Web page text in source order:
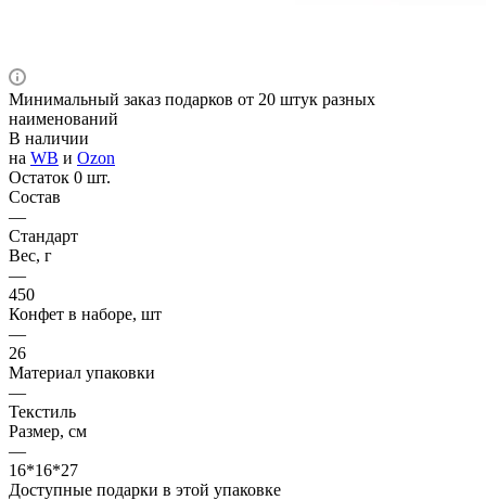
Минимальный заказ подарков от 20 штук разных
наименований
В наличии
на WB и Ozon
Остаток 0 шт.
Состав
—
Стандарт
Вес, г
—
450
Конфет в наборе, шт
—
26
Материал упаковки
—
Текстиль
Размер, см
—
16*16*27
Доступные подарки в этой упаковке